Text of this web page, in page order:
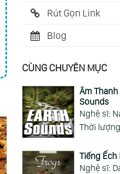
Rút Gọn Link
Blog
CÙNG CHUYÊN MỤC
Âm
Sounds
Nghệ sĩ:
Thời
Tiếng Ếch
Nghệ sĩ: